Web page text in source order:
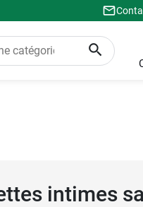
intimes